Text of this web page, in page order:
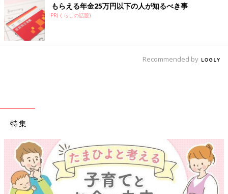
もらえる年金25万円以下の人が知るべき事
PR(くらしの話題)
Recommended by
特集